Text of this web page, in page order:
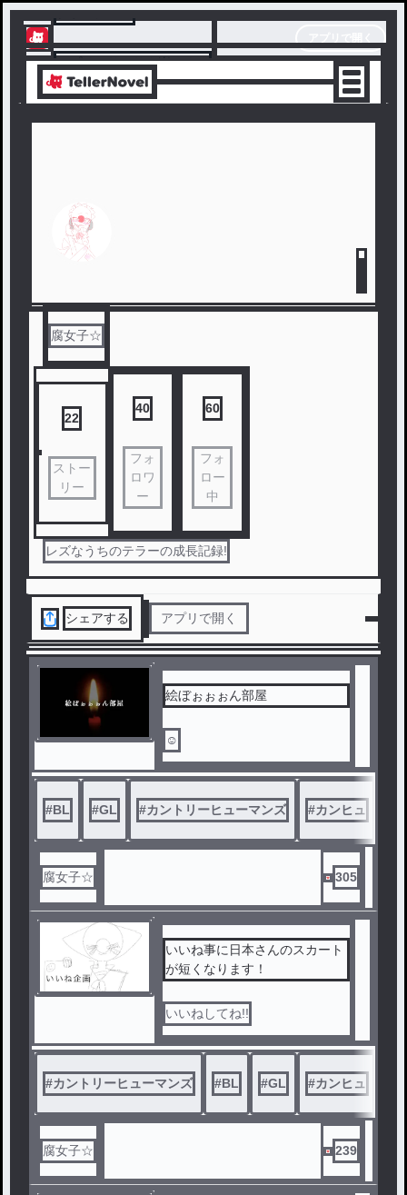
テラーノベル
アプリでサクサク楽しめる
腐女子☆
22
ストー
リー
40
フォ
ロワ
ー
60
フォ
ロー
中
レズなうちのテラーの成長記録!
シェアする アプリで開く
絵ぼぉぉぉん部屋
☺︎
#BL #GL #カントリーヒューマンズ #カンヒュ
腐女子☆ 305
いいね事に日本さんのスカート
が短くなります！
いいねしてね!!
#カントリーヒューマンズ #BL #GL #カンヒュ
腐女子☆ 239